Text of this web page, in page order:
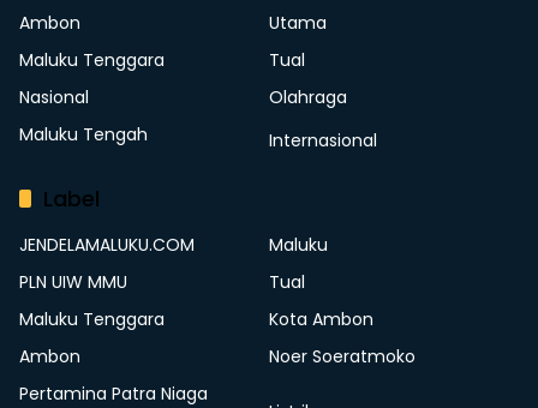
Ambon
Utama
Maluku Tenggara
Tual
Nasional
Olahraga
Maluku Tengah
Internasional
Label
JENDELAMALUKU.COM
Maluku
PLN UIW MMU
Tual
Maluku Tenggara
Kota Ambon
Ambon
Noer Soeratmoko
Pertamina Patra Niaga